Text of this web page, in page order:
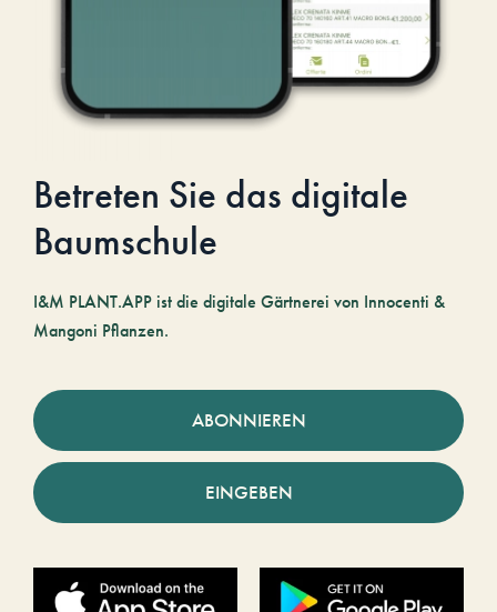
Betreten Sie das digitale
Baumschule
I&M PLANT.APP ist die digitale Gärtnerei von Innocenti &
Mangoni Pflanzen.
ABONNIEREN
EINGEBEN